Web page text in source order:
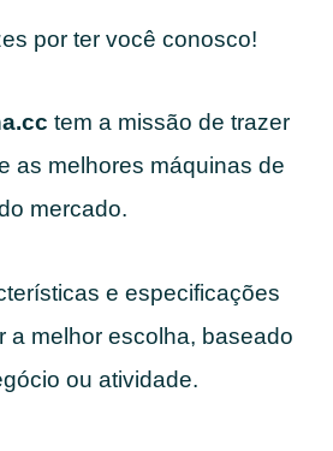
por ter você conosco!
tem a missão de trazer
as melhores máquinas de
mercado.
e especificações
a melhor escolha, baseado
ou atividade.